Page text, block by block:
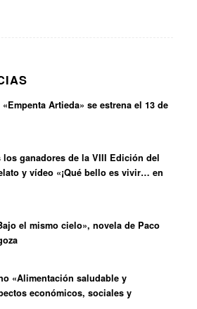
Artieda» se estrena el 13 de
los ganadores de la VIII Edición del
y vídeo «¡Qué bello es vivir… en
el mismo cielo», novela de Paco
«Alimentación saludable y
económicos, sociales y